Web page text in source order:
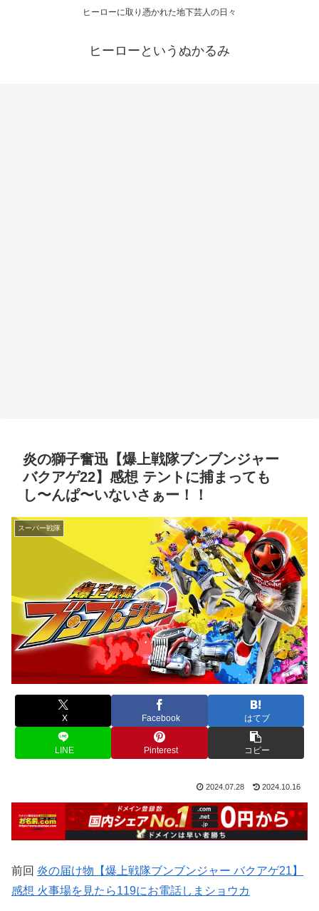
ヒーローに取り憑かれた地下芸人の日々
ヒーローというぬかるみ
炎の獅子奮迅【爆上戦隊ブンブンジャー
バクアゲ22】感想 テントに捕まっても
し〜んぱ〜いないさぁー！！
スーパー戦隊
X Facebook はてブ
LINE Pinterest コピー
2024.07.28 2024.10.16
前回 炎の届け物【爆上戦隊ブンブンジャー バクアゲ21】
感想 火事場を見たら119にお電話しまショウカ